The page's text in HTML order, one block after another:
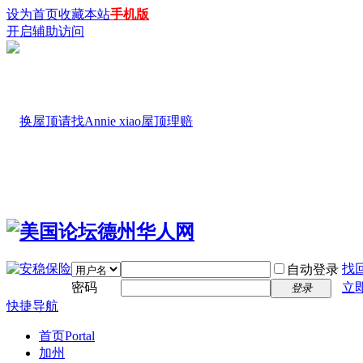
设为首页收藏本站手机版
开启辅助访问
自动登录 找
密码
登录
立
快捷导航
首页Portal
加州